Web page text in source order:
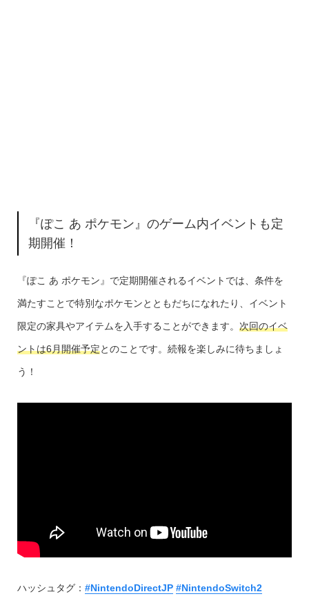
『ぽこ あ ポケモン』のゲーム内イベントも定
期開催！
『ぽこ あ ポケモン』で定期開催されるイベントでは、条件を
満たすことで特別なポケモンとともだちになれたり、イベント
限定の家具やアイテムを入手することができます。 次回のイベ
ントは6月開催予定とのことです。続報を楽しみに待ちましょ
う！
ハッシュタグ： #NintendoDirectJP #NintendoSwitch2